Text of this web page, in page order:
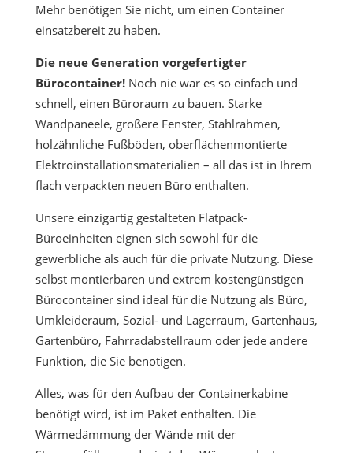
Mehr benötigen Sie nicht, um einen Container
einsatzbereit zu haben.
Die neue Generation vorgefertigter
Bürocontainer! Noch nie war es so einfach und
schnell, einen Büroraum zu bauen. Starke
Wandpaneele, größere Fenster, Stahlrahmen,
holzähnliche Fußböden, oberflächenmontierte
Elektroinstallationsmaterialien – all das ist in Ihrem
flach verpackten neuen Büro enthalten.
Unsere einzigartig gestalteten Flatpack-
Büroeinheiten eignen sich sowohl für die
gewerbliche als auch für die private Nutzung. Diese
selbst montierbaren und extrem kostengünstigen
Bürocontainer sind ideal für die Nutzung als Büro,
Umkleideraum, Sozial- und Lagerraum, Gartenhaus,
Gartenbüro, Fahrradabstellraum oder jede andere
Funktion, die Sie benötigen.
Alles, was für den Aufbau der Containerkabine
benötigt wird, ist im Paket enthalten. Die
Wärmedämmung der Wände mit der